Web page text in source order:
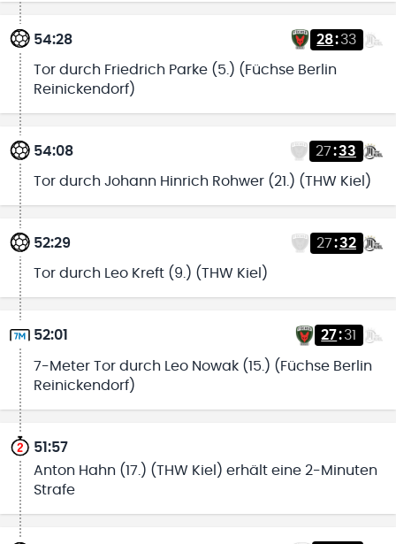
54:28 28:33
Tor durch Friedrich Parke (5.) (Füchse Berlin
Reinickendorf)
54:08 27:33
Tor durch Johann Hinrich Rohwer (21.) (THW Kiel)
52:29 27:32
Tor durch Leo Kreft (9.) (THW Kiel)
52:01 27:31
7-Meter Tor durch Leo Nowak (15.) (Füchse Berlin
Reinickendorf)
51:57
Anton Hahn (17.) (THW Kiel) erhält eine 2-Minuten
Strafe